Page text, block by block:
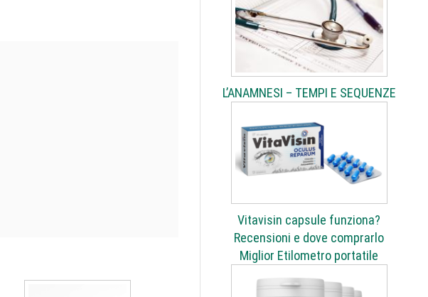
L’ANAMNESI – TEMPI E SEQUENZE
Vitavisin capsule funziona?
Recensioni e dove comprarlo
Miglior Etilometro portatile